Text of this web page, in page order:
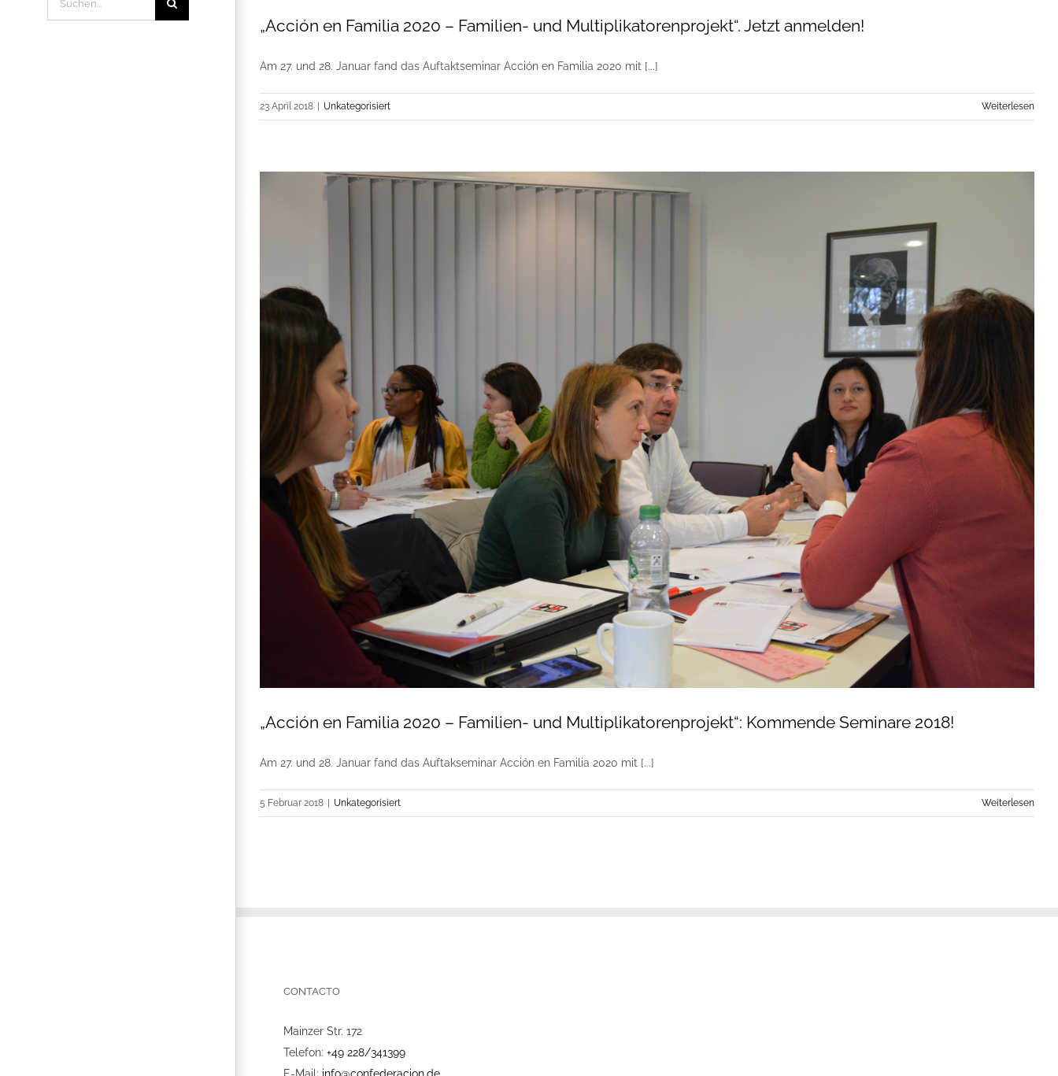
nach:
„Acción en Familia 2020 – Familien- und Multiplikatorenprojekt“. Jetzt anmelden!
Am 27. und 28. Januar fand das Auftaktseminar Acción en Familia 2020 mit [...]
23 April 2018 | Unkategorisiert Weiterlesen
„Acción en Familia 2020 – Familien- und Multiplikatorenprojekt“: Kommende Seminare 2018!
Am 27. und 28. Januar fand das Auftakseminar Acción en Familia 2020 mit [...]
5 Februar 2018 Unkategorisiert Weiterlesen
CONTACTO
Mainzer Str. 172
Telefon: +49 228/341399